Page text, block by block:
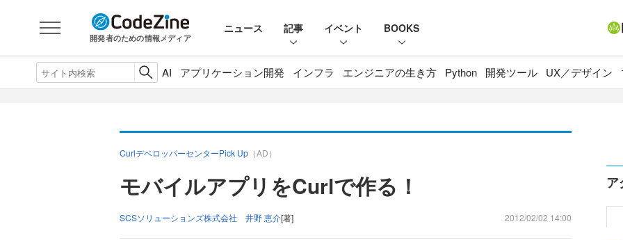
開発者のための情報メディア
ニュース 記事 イベント BOOKS
AI アプリケーション開発 インフラ エンジニアの生き方 Python 開発ツール UX／デザイン
CurlデベロッパーセンターPick Up （AD）
モバイルアプリをCurlで作る！
SCSソリューションズ株式会社 井野 恵介[著] 2012/02/02 14:00
ア